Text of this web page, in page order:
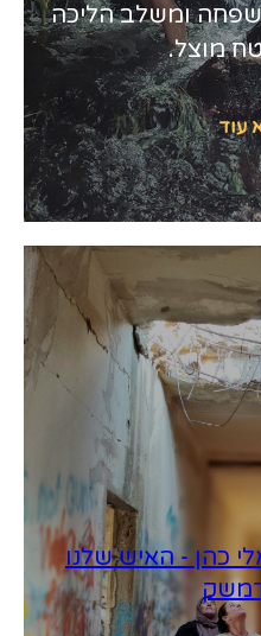
ומשלב הליכה
מוצל.
עוד
כהן - האיש שלנו